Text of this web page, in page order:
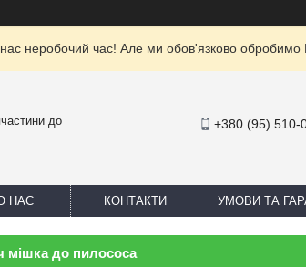
нас неробочий час! Але ми обов'язково
до
+380 (95) 510-
НАС КОНТАКТИ УМОВИ ТА
мішка до пилососа